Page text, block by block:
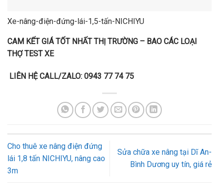
Xe-nâng-điện-đứng-lái-1,5-tấn-NICHIYU
CAM KẾT GIÁ TỐT NHẤT THỊ TRƯỜNG – BAO CÁC LOẠI
THỢ TEST XE
LIÊN HỆ CALL/ZALO: 0943 77 74 75
Cho thuê xe nâng điện đứng
lái 1,8 tấn NICHIYU, nâng cao
3m
Sửa chữa xe nâng tại Dĩ An-
Bình Dương uy tín, giá rẻ